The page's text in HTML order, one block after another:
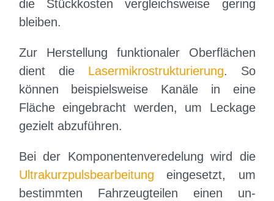
die Stück­kosten vergleichsweise gering
bleiben.
Zur Herstellung funktionaler Oberflächen
dient die Laser­mikro­strukturierung. So
können beispielsweise Kanäle in eine
Fläche eingebracht werden, um Leckage
gezielt abzuführen.
Bei der Komponenten­veredelung wird die
Ultra­kurz­puls­bearbeitung eingesetzt, um
bestimmten Fahrzeug­teilen einen un­